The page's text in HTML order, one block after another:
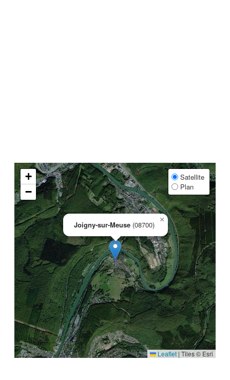
Joigny-sur-Meuse (08700)
×
+
−
Satellite
Plan
Leaflet | Tiles © Esri